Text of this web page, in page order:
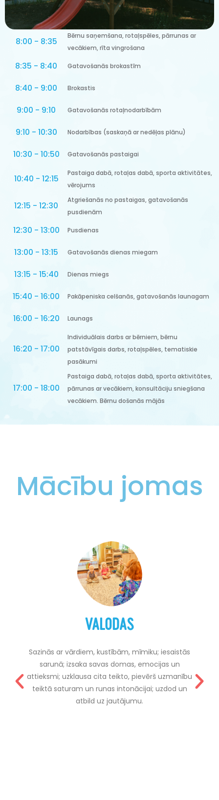
8:00 - 8:35
Bērnu saņemšana, rotaļspēles, pārrunas ar
vecākiem, rīta vingrošana
8:35 - 8:40 Gatavošanās brokastīm
8:40 - 9:00 Brokastis
9:00 - 9:10 Gatavošanās rotaļnodarbībām
9:10 - 10:30 Nodarbības (saskaņā ar nedēļas plānu)
10:30 - 10:50 Gatavošanās pastaigai
10:40 - 12:15
Pastaiga dabā, rotaļas dabā, sporta aktivitātes,
vērojums
12:15 - 12:30
Atgriešanās no pastaigas, gatavošanās
pusdienām
12:30 - 13:00 Pusdienas
13:00 - 13:15 Gatavošanās dienas miegam
13:15 - 15:40 Dienas miegs
15:40 - 16:00 Pakāpeniska celšanās, gatavošanās launagam
16:00 - 16:20 Launags
16:20 - 17:00
Individuālais darbs ar bērniem, bērnu
patstāvīgais darbs, rotaļspēles, tematiskie
pasākumi
17:00 - 18:00
Pastaiga dabā, rotaļas dabā, sporta aktivitātes,
pārrunas ar vecākiem, konsultāciju sniegšana
vecākiem. Bērnu došanās mājās
Mācību jomas
VALODAS
Sazinās ar vārdiem, kustībām, mīmiku; iesaistās
sarunā; izsaka savas domas, emocijas un
attieksmi; uzklausa cita teikto, pievērš uzmanību
teiktā saturam un runas intonācijai; uzdod un
atbild uz jautājumu.